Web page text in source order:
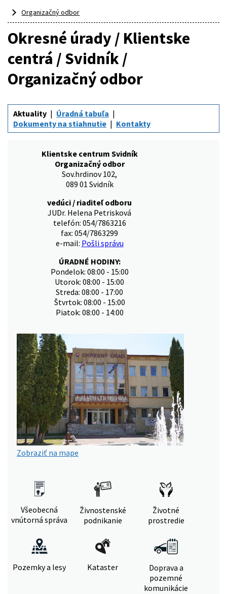
Organizačný odbor
Okresné úrady / Klientske
centrá / Svidník /
Organizačný odbor
Aktuality
Úradná tabuľa
Dokumenty na stiahnutie
Kontakty
Klientske centrum Svidník
Organizačný odbor
Sov.hrdinov 102,
089 01 Svidník
vedúci / riaditeľ odboru
JUDr. Helena Petrisková
telefón: 054/7863216
fax: 054/7863299
e-mail: Pošli správu
ÚRADNÉ HODINY:
Pondelok: 08:00 - 15:00
Utorok: 08:00 - 15:00
Streda: 08:00 - 17:00
Štvrtok: 08:00 - 15:00
Piatok: 08:00 - 14:00
Zobraziť na mape
Všeobecná
vnútorná správa
Živnostenské
podnikanie
Životné
prostredie
Pozemky a lesy Kataster
Doprava a
pozemné
komunikácie